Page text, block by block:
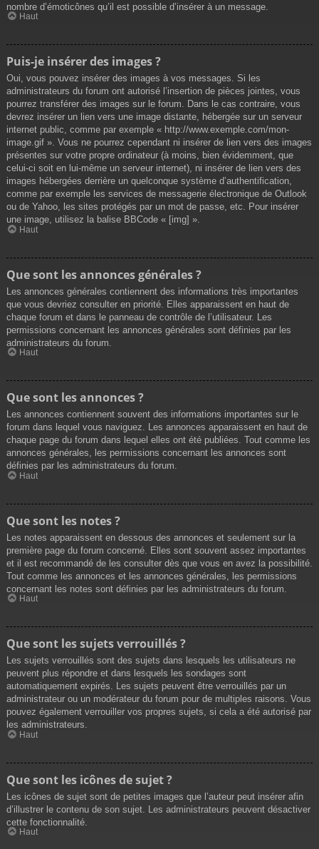
nombre d’émoticônes qu’il est possible d’insérer à un message.
Haut
Puis-je insérer des images ?
Oui, vous pouvez insérer des images à vos messages. Si les
administrateurs du forum ont autorisé l’insertion de pièces jointes, vous
pourrez transférer des images sur le forum. Dans le cas contraire, vous
devrez insérer un lien vers une image distante, hébergée sur un serveur
internet public, comme par exemple « http://www.exemple.com/mon-
image.gif ». Vous ne pourrez cependant ni insérer de lien vers des images
présentes sur votre propre ordinateur (à moins, bien évidemment, que
celui-ci soit en lui-même un serveur internet), ni insérer de lien vers des
images hébergées derrière un quelconque système d’authentification,
comme par exemple les services de messagerie électronique de Outlook
ou de Yahoo, les sites protégés par un mot de passe, etc. Pour insérer
une image, utilisez la balise BBCode « [img] ».
Haut
Que sont les annonces générales ?
Les annonces générales contiennent des informations très importantes
que vous devriez consulter en priorité. Elles apparaissent en haut de
chaque forum et dans le panneau de contrôle de l’utilisateur. Les
permissions concernant les annonces générales sont définies par les
administrateurs du forum.
Haut
Que sont les annonces ?
Les annonces contiennent souvent des informations importantes sur le
forum dans lequel vous naviguez. Les annonces apparaissent en haut de
chaque page du forum dans lequel elles ont été publiées. Tout comme les
annonces générales, les permissions concernant les annonces sont
définies par les administrateurs du forum.
Haut
Que sont les notes ?
Les notes apparaissent en dessous des annonces et seulement sur la
première page du forum concerné. Elles sont souvent assez importantes
et il est recommandé de les consulter dès que vous en avez la possibilité.
Tout comme les annonces et les annonces générales, les permissions
concernant les notes sont définies par les administrateurs du forum.
Haut
Que sont les sujets verrouillés ?
Les sujets verrouillés sont des sujets dans lesquels les utilisateurs ne
peuvent plus répondre et dans lesquels les sondages sont
automatiquement expirés. Les sujets peuvent être verrouillés par un
administrateur ou un modérateur du forum pour de multiples raisons. Vous
pouvez également verrouiller vos propres sujets, si cela a été autorisé par
les administrateurs.
Haut
Que sont les icônes de sujet ?
Les icônes de sujet sont de petites images que l’auteur peut insérer afin
d’illustrer le contenu de son sujet. Les administrateurs peuvent désactiver
cette fonctionnalité.
Haut